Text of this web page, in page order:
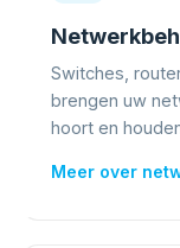
Switches,
brengen uw
hoort en
Meer over